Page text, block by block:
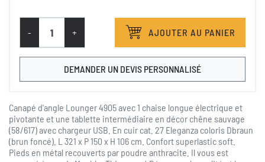
- + AJOUTER AU PANIER
DEMANDER UN DEVIS PERSONNALISÉ
Canapé d'angle Lounger 4905 avec 1 chaise longue électrique et
pivotante et une tablette intermédiaire en décor chêne sauvage
(58/617) avec chargeur USB. En cuir cat. 27 Eleganza coloris Dbraun
(brun foncé). L 321 x P 150 x H 106 cm. Confort superlastic soft.
Pieds en métal recouverts par poudre anthracite. Il vous est